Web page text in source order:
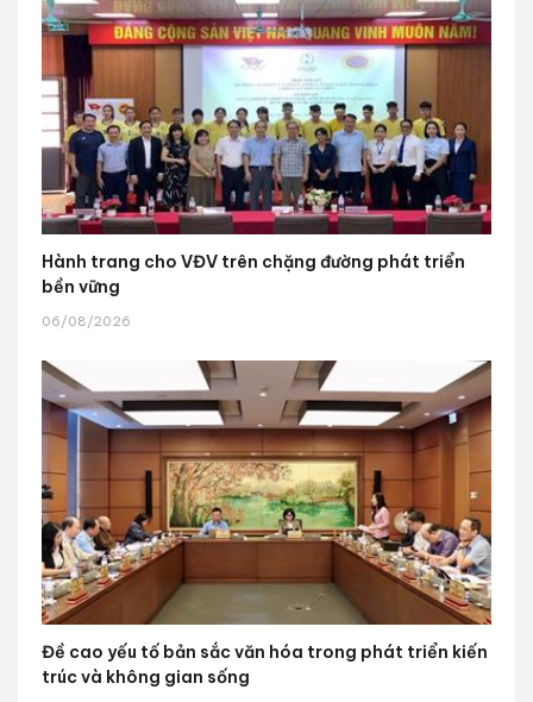
Hành trang cho VĐV trên chặng đường phát triển
bền vững
06/08/2026
Đề cao yếu tố bản sắc văn hóa trong phát triển kiến
trúc và không gian sống